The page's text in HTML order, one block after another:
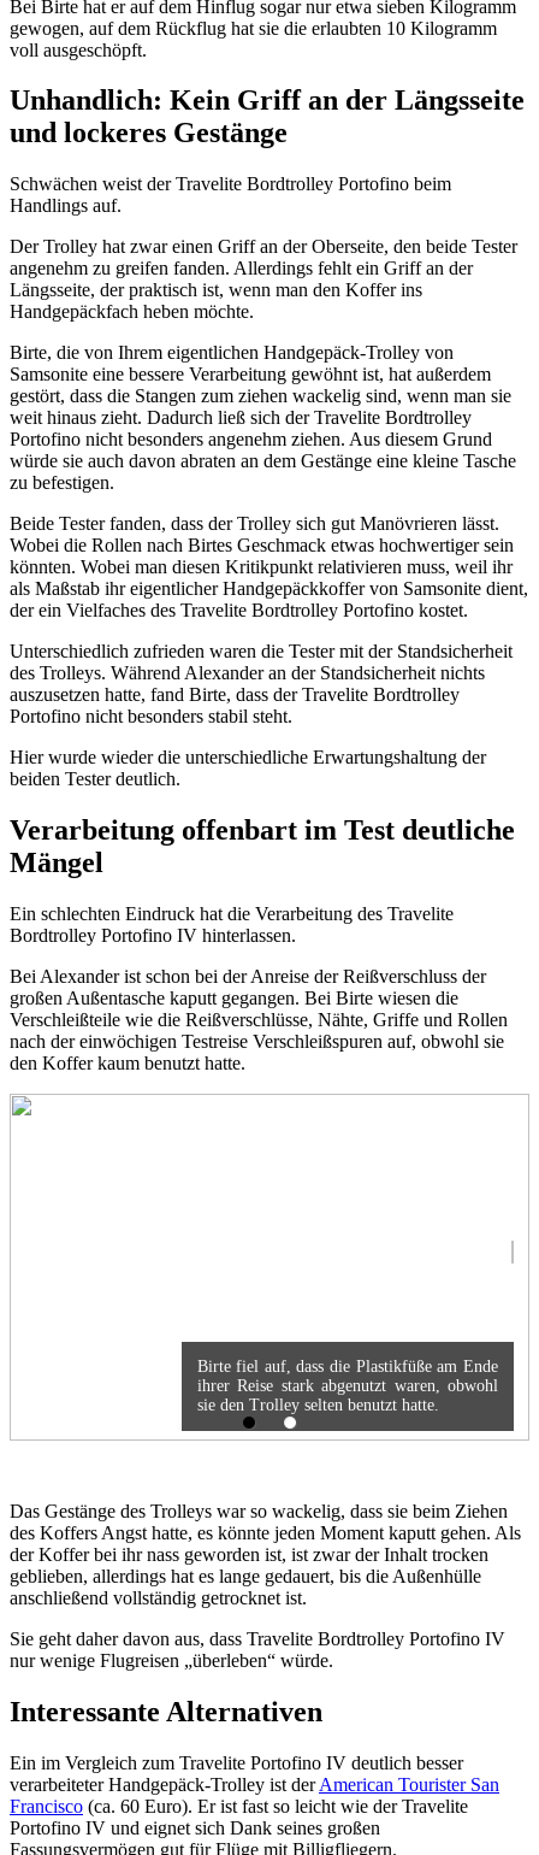
Bei Birte hat er auf dem Hinflug sogar nur etwa sieben Kilogramm
gewogen, auf dem Rückflug hat sie die erlaubten 10 Kilogramm
voll ausgeschöpft.
Unhandlich: Kein Griff an der Längsseite
und lockeres Gestänge
Schwächen weist der Travelite Bordtrolley Portofino beim
Handlings auf.
Der Trolley hat zwar einen Griff an der Oberseite, den beide Tester
angenehm zu greifen fanden. Allerdings fehlt ein Griff an der
Längsseite, der praktisch ist, wenn man den Koffer ins
Handgepäckfach heben möchte.
Birte, die von Ihrem eigentlichen Handgepäck-Trolley von
Samsonite eine bessere Verarbeitung gewöhnt ist, hat außerdem
gestört, dass die Stangen zum ziehen wackelig sind, wenn man sie
weit hinaus zieht. Dadurch ließ sich der Travelite Bordtrolley
Portofino nicht besonders angenehm ziehen. Aus diesem Grund
würde sie auch davon abraten an dem Gestänge eine kleine Tasche
zu befestigen.
Beide Tester fanden, dass der Trolley sich gut Manövrieren lässt.
Wobei die Rollen nach Birtes Geschmack etwas hochwertiger sein
könnten. Wobei man diesen Kritikpunkt relativieren muss, weil ihr
als Maßstab ihr eigentlicher Handgepäckkoffer von Samsonite dient,
der ein Vielfaches des Travelite Bordtrolley Portofino kostet.
Unterschiedlich zufrieden waren die Tester mit der Standsicherheit
des Trolleys. Während Alexander an der Standsicherheit nichts
auszusetzen hatte, fand Birte, dass der Travelite Bordtrolley
Portofino nicht besonders stabil steht.
Hier wurde wieder die unterschiedliche Erwartungshaltung der
beiden Tester deutlich.
Verarbeitung offenbart im Test deutliche
Mängel
Ein schlechten Eindruck hat die Verarbeitung des Travelite
Bordtrolley Portofino IV hinterlassen.
Bei Alexander ist schon bei der Anreise der Reißverschluss der
großen Außentasche kaputt gegangen. Bei Birte wiesen die
Verschleißteile wie die Reißverschlüsse, Nähte, Griffe und Rollen
nach der einwöchigen Testreise Verschleißspuren auf, obwohl sie
den Koffer kaum benutzt hatte.
Birte fiel auf, dass die Plastikfüße am Ende
ihrer Reise stark abgenutzt waren, obwohl
sie den Trolley selten benutzt hatte.
Das Gestänge des Trolleys war so wackelig, dass sie beim Ziehen
des Koffers Angst hatte, es könnte jeden Moment kaputt gehen. Als
der Koffer bei ihr nass geworden ist, ist zwar der Inhalt trocken
geblieben, allerdings hat es lange gedauert, bis die Außenhülle
anschließend vollständig getrocknet ist.
Sie geht daher davon aus, dass Travelite Bordtrolley Portofino IV
nur wenige Flugreisen „überleben“ würde.
Interessante Alternativen
Ein im Vergleich zum Travelite Portofino IV deutlich besser
verarbeiteter Handgepäck-Trolley ist derAmerican Tourister San
Francisco (ca. 60 Euro). Er ist fast so leicht wie der Travelite
Portofino IV und eignet sich Dank seines großen
Fassungsvermögen gut für Flüge mit Billigfliegern.